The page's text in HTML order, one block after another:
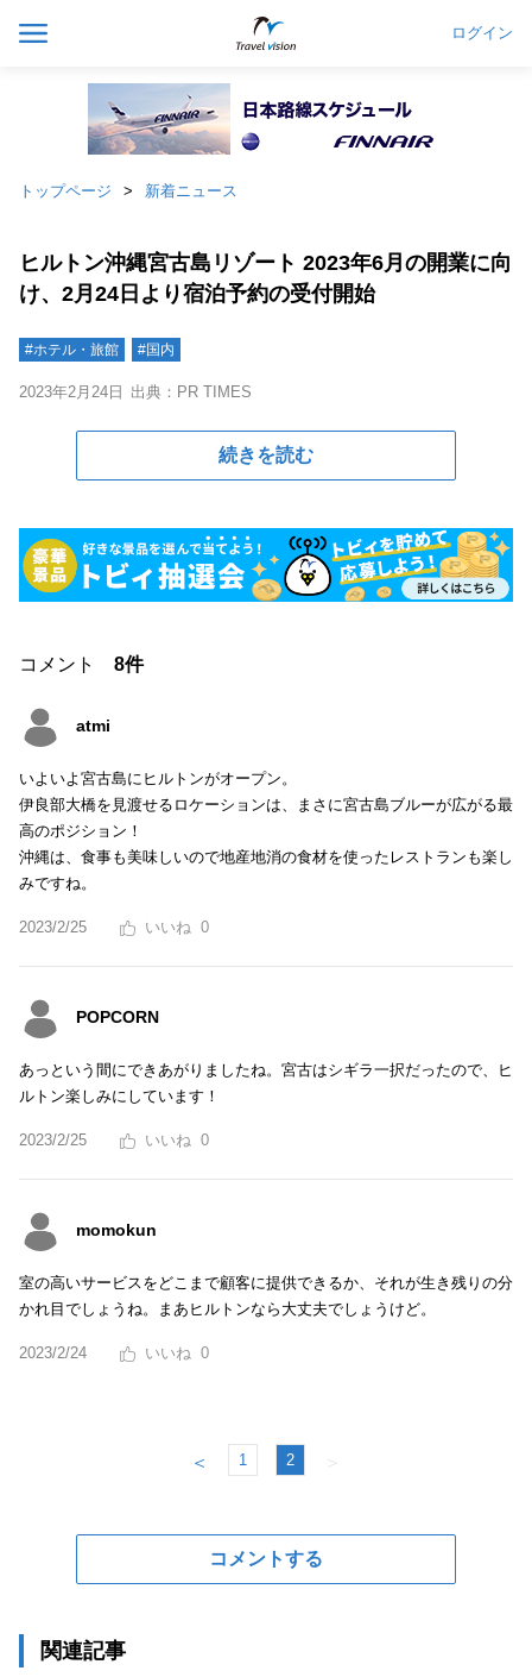
ログイン
トップページ 新着ニュース
ヒルトン沖縄宮古島リゾート 2023年6月の開業に向
け、2月24日より宿泊予約の受付開始
#ホテル・旅館 #国内
2023年2月24日 出典：PR TIMES
続きを読む
コメント 8件
atmi
いよいよ宮古島にヒルトンがオープン。
伊良部大橋を見渡せるロケーションは、まさに宮古島ブルーが広がる最
高のポジション！
沖縄は、食事も美味しいので地産地消の食材を使ったレストランも楽し
みですね。
2023/2/25 0
POPCORN
あっという間にできあがりましたね。宮古はシギラ一択だったので、ヒ
ルトン楽しみにしています！
2023/2/25 0
momokun
室の高いサービスをどこまで顧客に提供できるか、それが生き残りの分
かれ目でしょうね。まあヒルトンなら大丈夫でしょうけど。
2023/2/24 0
＜ 1 2 ＞
コメントする
関連記事